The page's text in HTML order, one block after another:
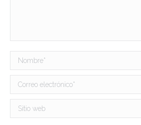
Nombre *
Correo electrónico *
Sitio web